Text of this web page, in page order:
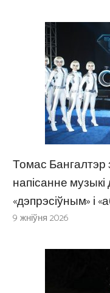
Томас Бангалтэр
напісанне музыкі
«дэпрэсіўным» і
9 жніўня 2026